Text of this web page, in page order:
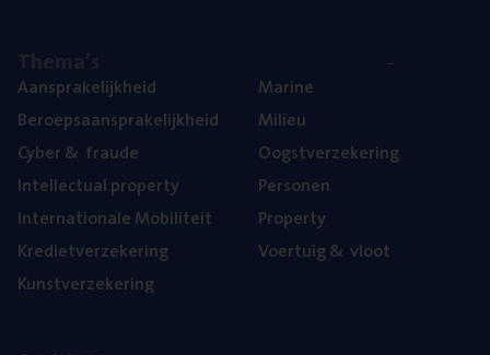
Aan­spra­ke­lijk­heid
Beroeps­aan­spra­ke­lijk­heid
Cyber& fraude
Intel­lec­tu­al property
Inter­na­ti­o­na­le Mobiliteit
Kre­diet­ver­ze­ke­ring
Kunst­ver­ze­ke­ring
Mari­ne
Mili­eu
Oogst­ver­ze­ke­ring
Per­so­nen
Pro­per­ty
Voer­tuig& vloot